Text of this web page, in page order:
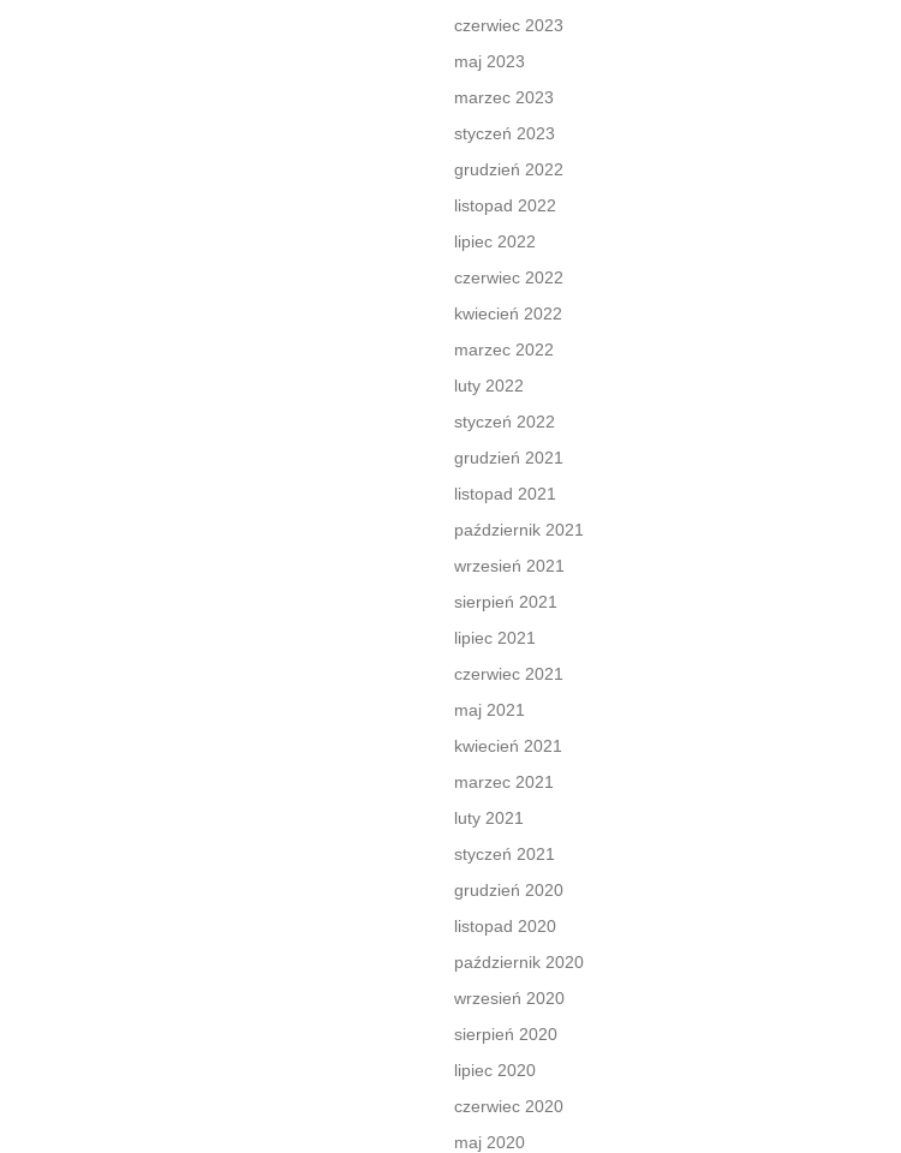
czerwiec 2023
maj 2023
marzec 2023
styczeń 2023
grudzień 2022
listopad 2022
lipiec 2022
czerwiec 2022
kwiecień 2022
marzec 2022
luty 2022
styczeń 2022
grudzień 2021
listopad 2021
październik 2021
wrzesień 2021
sierpień 2021
lipiec 2021
czerwiec 2021
maj 2021
kwiecień 2021
marzec 2021
luty 2021
styczeń 2021
grudzień 2020
listopad 2020
październik 2020
wrzesień 2020
sierpień 2020
lipiec 2020
czerwiec 2020
maj 2020